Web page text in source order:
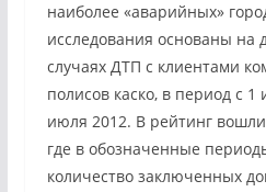
наиболее «аварийных»
исследования основаны на
случаях ДТП с клиентами
полисов каско, в период с
июля 2012. В рейтинг
где в обозначенные
количество заключенных